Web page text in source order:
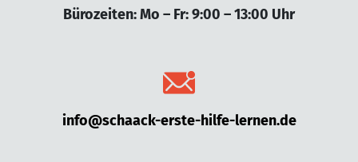
Bürozeiten: Mo – Fr: 9:00 – 13:00 Uhr
info@schaack-erste-hilfe-lernen.de